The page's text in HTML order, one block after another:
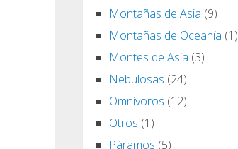
Montañas de Asia (9)
Montañas de Oceanía (1)
Montes de Asia (3)
Nebulosas (24)
Omnívoros (12)
Otros (1)
Páramos (5)